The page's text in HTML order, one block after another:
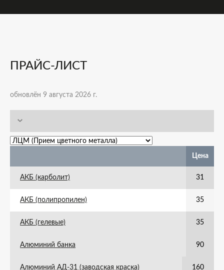
ПРАЙС-ЛИСТ
обновлён 9 августа 2026 г.
Цена
АКБ (карболит) 31
АКБ (полипропилен) 35
АКБ (гелевые) 35
Алюминий банка 90
Алюминий АД-31 (заводская краска) 160